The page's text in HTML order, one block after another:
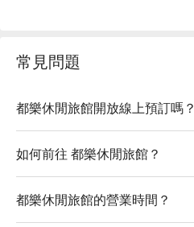
常見問題
都樂休閒旅館開放線上預訂嗎？
如何前往 都樂休閒旅館？
都樂休閒旅館的營業時間？